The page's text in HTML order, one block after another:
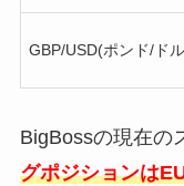
GBP/USD(ポンド/ド
BigBossの現在の
グポジションは